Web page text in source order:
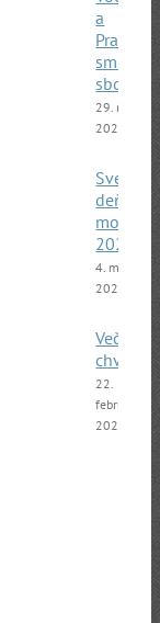
a
Pražský
smíšený
sbor
29. marca
2025
Svetový
deň
2025
4. marca
2025
Večer
chvál
22.
februára
2025